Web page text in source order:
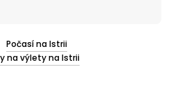
Počasí na Istrii
na výlety na Istrii